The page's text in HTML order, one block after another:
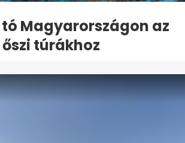
Magyarországon az
őszi túrákhoz